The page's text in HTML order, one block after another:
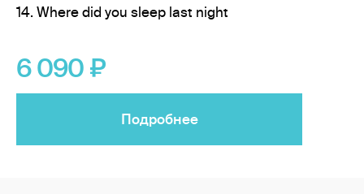
14. Where did you sleep last night
6 090
Подробнее